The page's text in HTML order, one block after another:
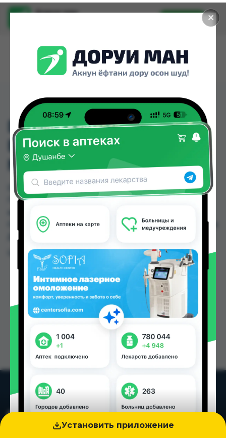
✕
Установить приложение
Доруи ман
Установить
DEKRISTOL 20 000
ВИТАМИН Д 20,000
№50 ГЕРМАНИЯ
DEKRISTOL 20 000 ВИТАМИН Д 20,000 №50
ГЕРМАНИЯ можно купить или заказать в
Олмони №2 по цене от 550.00 TJS до 691.00 TJS в
Цена: от
550.00 TJS